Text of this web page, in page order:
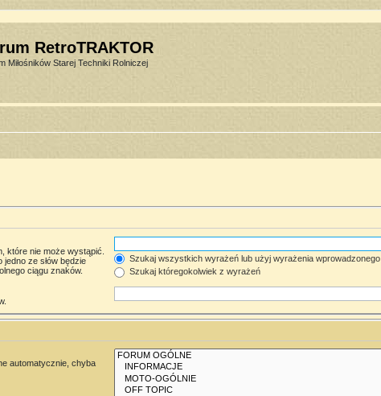
RetroTRAKTOR
Miłośników Starej Techniki Rolniczej
które nie może wystąpić.
ze słów będzie
ciągu znaków.
Szukaj wszystkich wyrażeń lub użyj wyrażenia wprowadzonego
Szukaj któregokolwiek z wyrażeń
automatycznie, chyba